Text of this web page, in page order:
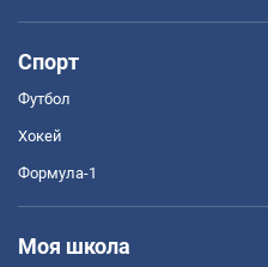
Спорт
Футбол
Хокей
Формула-1
Моя школа